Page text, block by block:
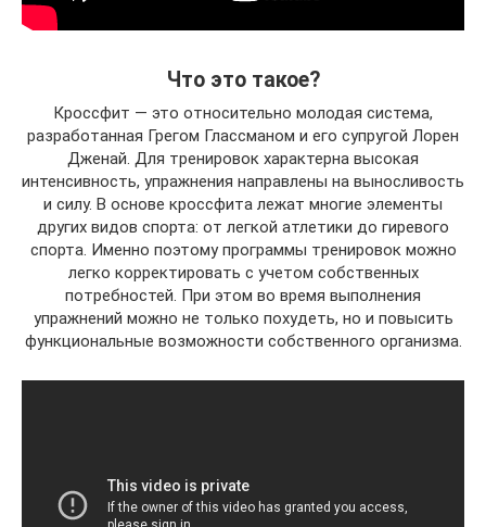
Что это такое?
Кроссфит — это относительно молодая система,
разработанная Грегом Глассманом и его супругой Лорен
Дженай. Для тренировок характерна высокая
интенсивность, упражнения направлены на выносливость
и силу. В основе кроссфита лежат многие элементы
других видов спорта: от легкой атлетики до гиревого
спорта. Именно поэтому программы тренировок можно
легко корректировать с учетом собственных
потребностей. При этом во время выполнения
упражнений можно не только похудеть, но и повысить
функциональные возможности собственного организма.